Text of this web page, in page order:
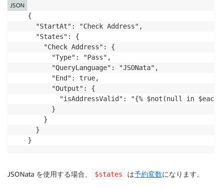
{
  "StartAt": "Check Address",
  "States": {
    "Check Address": {
      "Type": "Pass",
      "QueryLanguage": "JSONata",
      "End": true,
      "Output": {
"isAddressValid": "{% $not(null in
      }
    }
  }
}
JSON
JSONata を使用する場合、 $states は予約変数になります。